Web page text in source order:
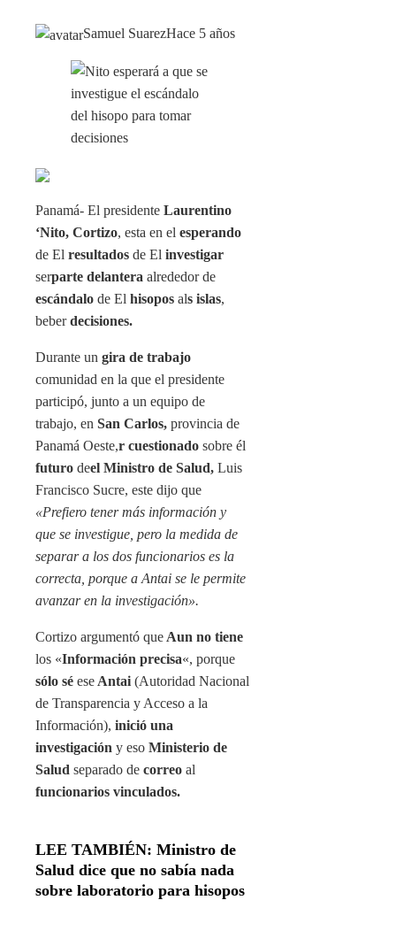
Samuel SuarezHace 5 años
Panamá- El presidente Laurentino
‘Nito, Cortizo, esta en el esperando
de El resultados de El investigar
serparte delantera alrededor de
escándalo de El hisopos als islas,
beberdecisiones.
Durante un gira de trabajo
comunidad en la que el presidente
participó, junto a un equipo de
trabajo, en San Carlos, provincia de
Panamá Oeste,r cuestionado sobre él
futuro deel Ministro de Salud, Luis
Francisco Sucre, este dijo que
«Prefiero tener más información y
que se investigue, pero la medida de
separar a los dos funcionarios es la
correcta, porque a Antai se le permite
avanzar en la investigación».
Cortizo argumentó que Aun no tiene
los «Información precisa«, porque
sólo sé ese Antai (Autoridad Nacional
de Transparencia y Acceso a la
Información), inició una
investigación y eso Ministerio de
Salud separado de correo al
funcionarios vinculados.
LEE TAMBIÉN: Ministro de
Salud dice que no sabía nada
sobre laboratorio para hisopos